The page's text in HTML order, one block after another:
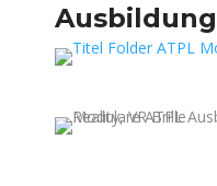
Ausbildung